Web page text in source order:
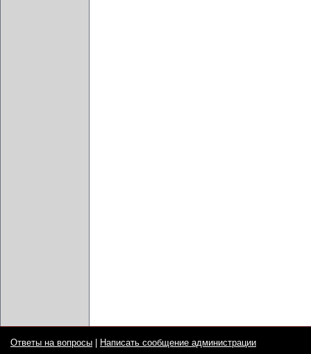
Ответы на вопросы Написать сообщение администрации